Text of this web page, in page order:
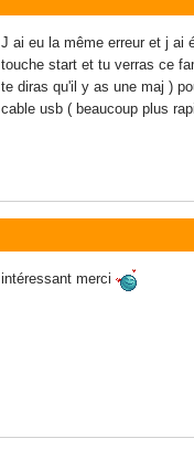
J ai eu la même erreur et j ai
touche start et tu verras ce
te diras qu'il y as une maj )
cable usb ( beaucoup plus
intéressant merci